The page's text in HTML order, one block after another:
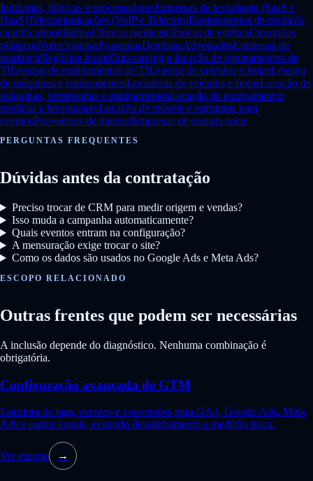
Indústrias, fábricas e processadorasEmpresas de tecnologia (SaaS e
HaaS)Telecomunicações (VoIP e Telecom)Equipamentos de medição
científicaImobiliáriasClínicas médicasClínicas de estéticaCirurgiões
plásticosNutricionistasFranquiasDentistasAdvogadosEmpresas de
mudançaNegócios locaisOutsourcing e locação de equipamentos de
TILeasing de equipamentos de TILeasing de veículos e frotasLeasing
de máquinas e equipamentosLocadoras de veículos e frotasLocação de
máquinas, ferramentas e equipamentosLocação de equipamentos
médicos e hospitalaresLocação de móveis e estruturas para
eventosProvedores de internetEmpresas de energia solar
PERGUNTAS FREQUENTES
Dúvidas antes da contratação
Preciso trocar de CRM para medir origem e vendas?
Isso muda a campanha automaticamente?
Quais eventos entram na configuração?
A mensuração exige trocar o site?
Como os dados são usados no Google Ads e Meta Ads?
ESCOPO RELACIONADO
Outras frentes que podem ser necessárias
A inclusão depende do diagnóstico. Nenhuma combinação é
obrigatória.
Configuração avançada de GTM
Estrutura de tags, eventos e conversões para GA4, Google Ads, Meta
Ads e outros canais, evitando desalinhamento e medição fraca.
Ver escopo →